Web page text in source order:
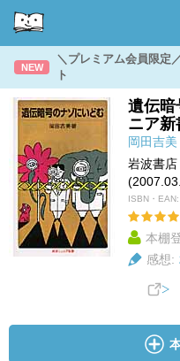
NEW
＼プレミアム会員限定
ト
遺伝暗
ニア新
岡田吉美
岩波書店
ISBN・EAN:
本棚
感想: